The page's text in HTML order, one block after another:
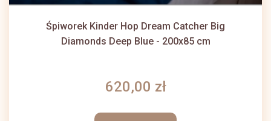
Śpiworek Kinder Hop Dream Catcher Big
Diamonds Deep Blue - 200x85 cm
620,00 zł